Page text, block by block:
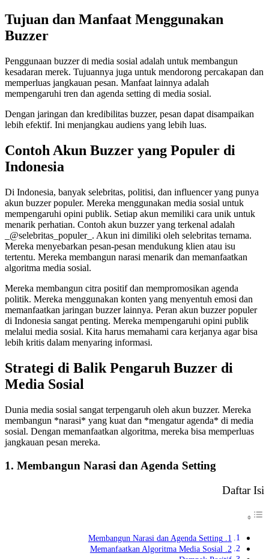
Tujuan dan Manfaat Menggunakan
Buzzer
Penggunaan buzzer di media sosial adalah untuk membangun
kesadaran merek. Tujuannya juga untuk mendorong percakapan dan
memperluas jangkauan pesan. Manfaat lainnya adalah
mempengaruhi tren dan agenda setting di media sosial.
Dengan jaringan dan kredibilitas buzzer, pesan dapat disampaikan
lebih efektif. Ini menjangkau audiens yang lebih luas.
Contoh Akun Buzzer yang Populer di
Indonesia
Di Indonesia, banyak selebritas, politisi, dan influencer yang punya
akun buzzer populer. Mereka menggunakan media sosial untuk
mempengaruhi opini publik. Setiap akun memiliki cara unik untuk
menarik perhatian. Contoh akun buzzer yang terkenal adalah
_@selebritas_populer_. Akun ini dimiliki oleh selebritas ternama.
Mereka menyebarkan pesan-pesan mendukung klien atau isu
tertentu. Mereka membangun narasi menarik dan memanfaatkan
algoritma media sosial.
Mereka membangun citra positif dan mempromosikan agenda
politik. Mereka menggunakan konten yang menyentuh emosi dan
memanfaatkan jaringan buzzer lainnya. Peran akun buzzer populer
di Indonesia sangat penting. Mereka mempengaruhi opini publik
melalui media sosial. Kita harus memahami cara kerjanya agar bisa
lebih kritis dalam menyaring informasi.
Strategi di Balik Pengaruh Buzzer di
Media Sosial
Dunia media sosial sangat terpengaruh oleh akun buzzer. Mereka
membangun *narasi* yang kuat dan *mengatur agenda* di media
sosial. Dengan memanfaatkan algoritma, mereka bisa memperluas
jangkauan pesan mereka.
1. Membangun Narasi dan Agenda Setting
Daftar Isi
1. Membangun Narasi dan Agenda Setting
2. Memanfaatkan Algoritma Media Sosial